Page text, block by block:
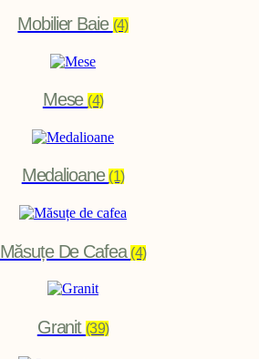
Mobilier Baie (4)
Mese(4)
Medalioane(1)
Măsuțe De Cafea(4)
Granit (39)